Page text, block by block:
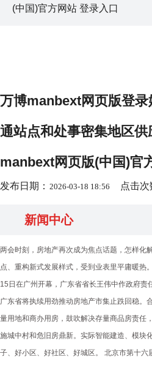
(中国)官方网站 登录入口
万博manbext网页版登
通站点和处事密集地区
manbext网页版(中国)官
发布日期： 2026-03-18 18:56 点击次
新闻中心
两会时刻，房地产再次成为焦点话题，怎样化
点、重构新式发展样式，受到业表里平庸暖热
15日在广州开幕，广东省省长王伟中作政府
广东省将执续用劲推动房地产市集止跌回稳。
量用地和商办用房，鼓吹解决存量商品房责任
施城中村和危旧房鼎新。实际智能建造、模块
子、好小区、好社区、好城区。 北京市第十六